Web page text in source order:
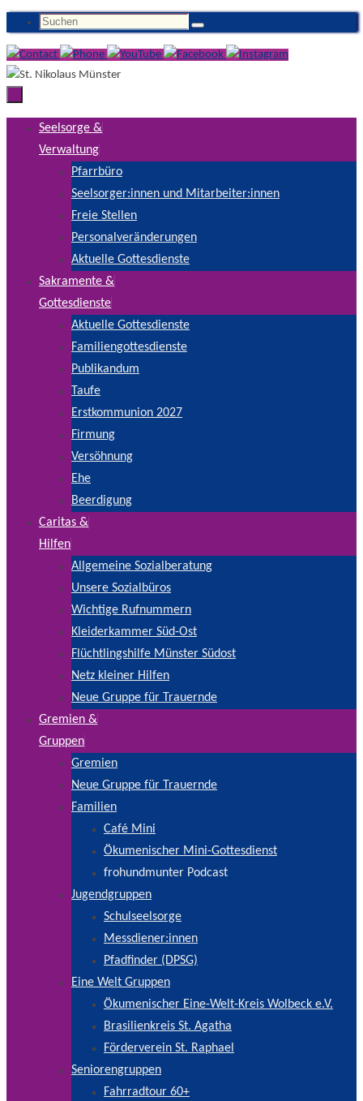
Inhalt
springen
Suchen
nach:
Suchen
Seelsorge &
Verwaltung
Pfarrbüro
Seelsorger:innen und Mitarbeiter:innen
Freie Stellen
Personalveränderungen
Aktuelle Gottesdienste
Sakramente &
Gottesdienste
Aktuelle Gottesdienste
Familiengottesdienste
Publikandum
Taufe
Erstkommunion 2027
Firmung
Versöhnung
Ehe
Beerdigung
Caritas &
Hilfen
Allgemeine Sozialberatung
Unsere Sozialbüros
Wichtige Rufnummern
Kleiderkammer Süd-Ost
Flüchtlingshilfe Münster Südost
Netz kleiner Hilfen
Neue Gruppe für Trauernde
Gremien &
Gruppen
Gremien
Neue Gruppe für Trauernde
Familien
Café Mini
Ökumenischer Mini-Gottesdienst
frohundmunter Podcast
Jugendgruppen
Schulseelsorge
Messdiener:innen
Pfadfinder (DPSG)
Eine Welt Gruppen
Ökumenischer Eine-Welt-Kreis Wolbeck e.V.
Brasilienkreis St. Agatha
Förderverein St. Raphael
Seniorengruppen
Fahrradtour 60+